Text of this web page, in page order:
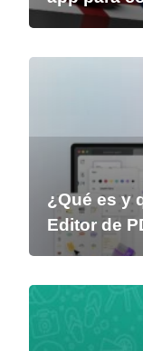
¿Qué es y
Editor de